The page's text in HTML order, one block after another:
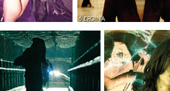
6 EROINA